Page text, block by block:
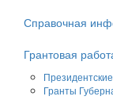
Справочная
Грантовая
Гранты